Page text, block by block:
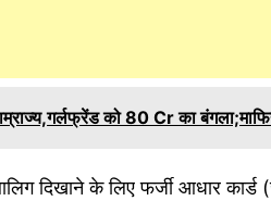
को 80 Cr का
दिखाने के लिए फर्जी आधार